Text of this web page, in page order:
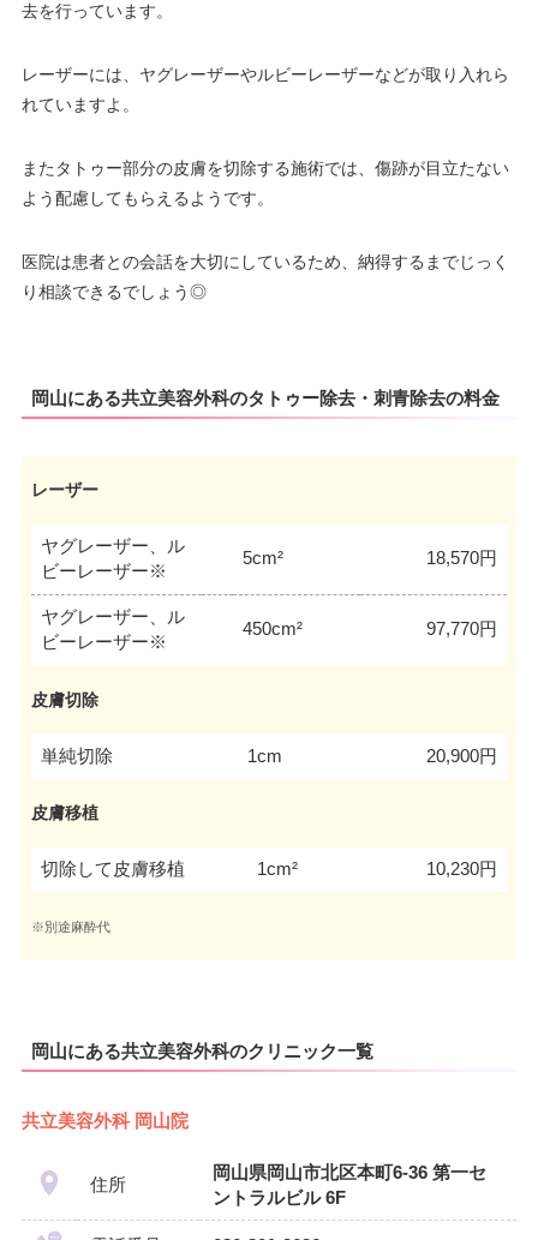
去を行っています。
レーザーには、ヤグレーザーやルビーレーザーなどが取り入れら
れていますよ。
またタトゥー部分の皮膚を切除する施術では、傷跡が目立たない
よう配慮してもらえるようです。
医院は患者との会話を大切にしているため、納得するまでじっく
り相談できるでしょう◎
岡山にある共立美容外科のタトゥー除去・刺青除去の料金
レーザー
ヤグレーザー、ル
ビーレーザー※
5cm² 18,570円
ヤグレーザー、ル
ビーレーザー※
450cm² 97,770円
皮膚切除
単純切除 1cm 20,900円
皮膚移植
切除して皮膚移植 1cm² 10,230円
※別途麻酔代
岡山にある共立美容外科のクリニック一覧
共立美容外科 岡山院
住所
岡山県岡山市北区本町6-36 第一セ
ントラルビル 6F